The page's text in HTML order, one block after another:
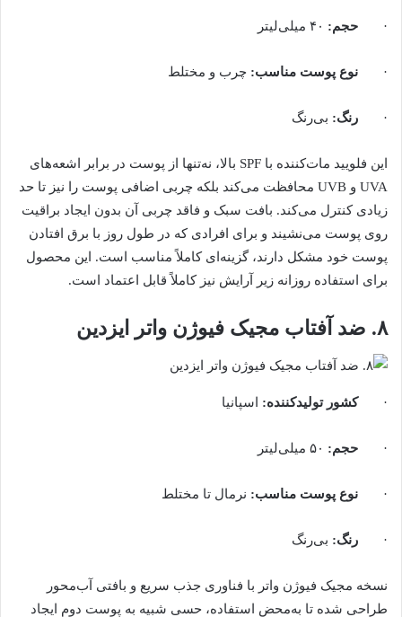
· حجم:
· نوع پوست مناسب: چرب و مختلط
· رنگ: بی‌رنگ
این فلویید مات‌کننده با SPF بالا، نه‌تنها از پوست در برابر اشعه‌های
UVA و UVB محافظت می‌کند بلکه چربی اضافی پوست را نیز تا حد
زیادی کنترل می‌کند. بافت سبک و فاقد چربی آن بدون ایجاد براقیت
روی پوست می‌نشیند و برای افرادی که در طول روز با برق افتادن
پوست خود مشکل دارند، گزینه‌ای کاملاً مناسب است. این محصول
برای استفاده روزانه زیر آرایش نیز کاملاً قابل اعتماد است.
۸. ضد آفتاب مجیک فیوژن واتر ایزدین
·کشور تولیدکننده: اسپانیا
· حجم:
· نوع پوست مناسب: نرمال تا مختلط
· رنگ: بی‌رنگ
نسخه مجیک فیوژن واتر با فناوری جذب سریع و بافتی آب‌محور
طراحی شده تا به‌محض استفاده، حسی شبیه به پوست دوم ایجاد